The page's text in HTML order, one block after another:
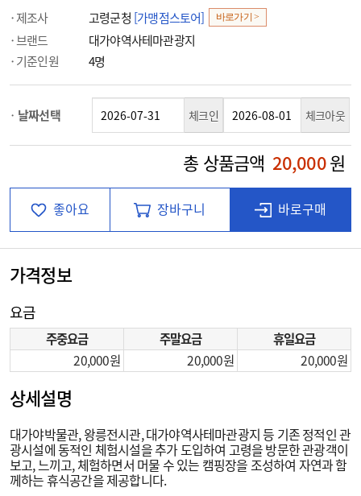
제조사 고령군청 [가맹점스토어] 바로가기 >
브랜드
대가야역사테마관광지
기준인원
4명
날짜선택 체크인 체크아웃
총 상품금액 20,000원
좋아요 장바구니 바로구매
가격정보
요금
주중요금 주말요금
휴일요금
20,000
20,000 20,000
상세설명
대가야박물관, 왕릉전시관, 대가야역사테마관광지 등 기존 정적인 관
광시설에 동적인 체험시설을 추가 도입하여 고령을 방문한 관광객이
보고, 느끼고, 체험하면서 머물 수 있는 캠핑장을 조성하여 자연과 함
께하는 휴식공간을 제공합니다.